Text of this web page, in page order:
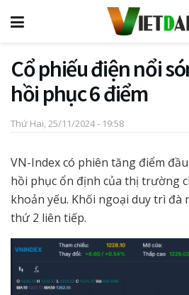
Cổ phiếu điện nổi
hồi phục 6 điểm
Thứ Hai, 25/11/2024 - 19:58
VN-Index có phiên tăng điểm
hồi phục ổn định của thị trường
khoản yếu. Khối ngoại duy trì đà
thứ 2 liên tiếp.